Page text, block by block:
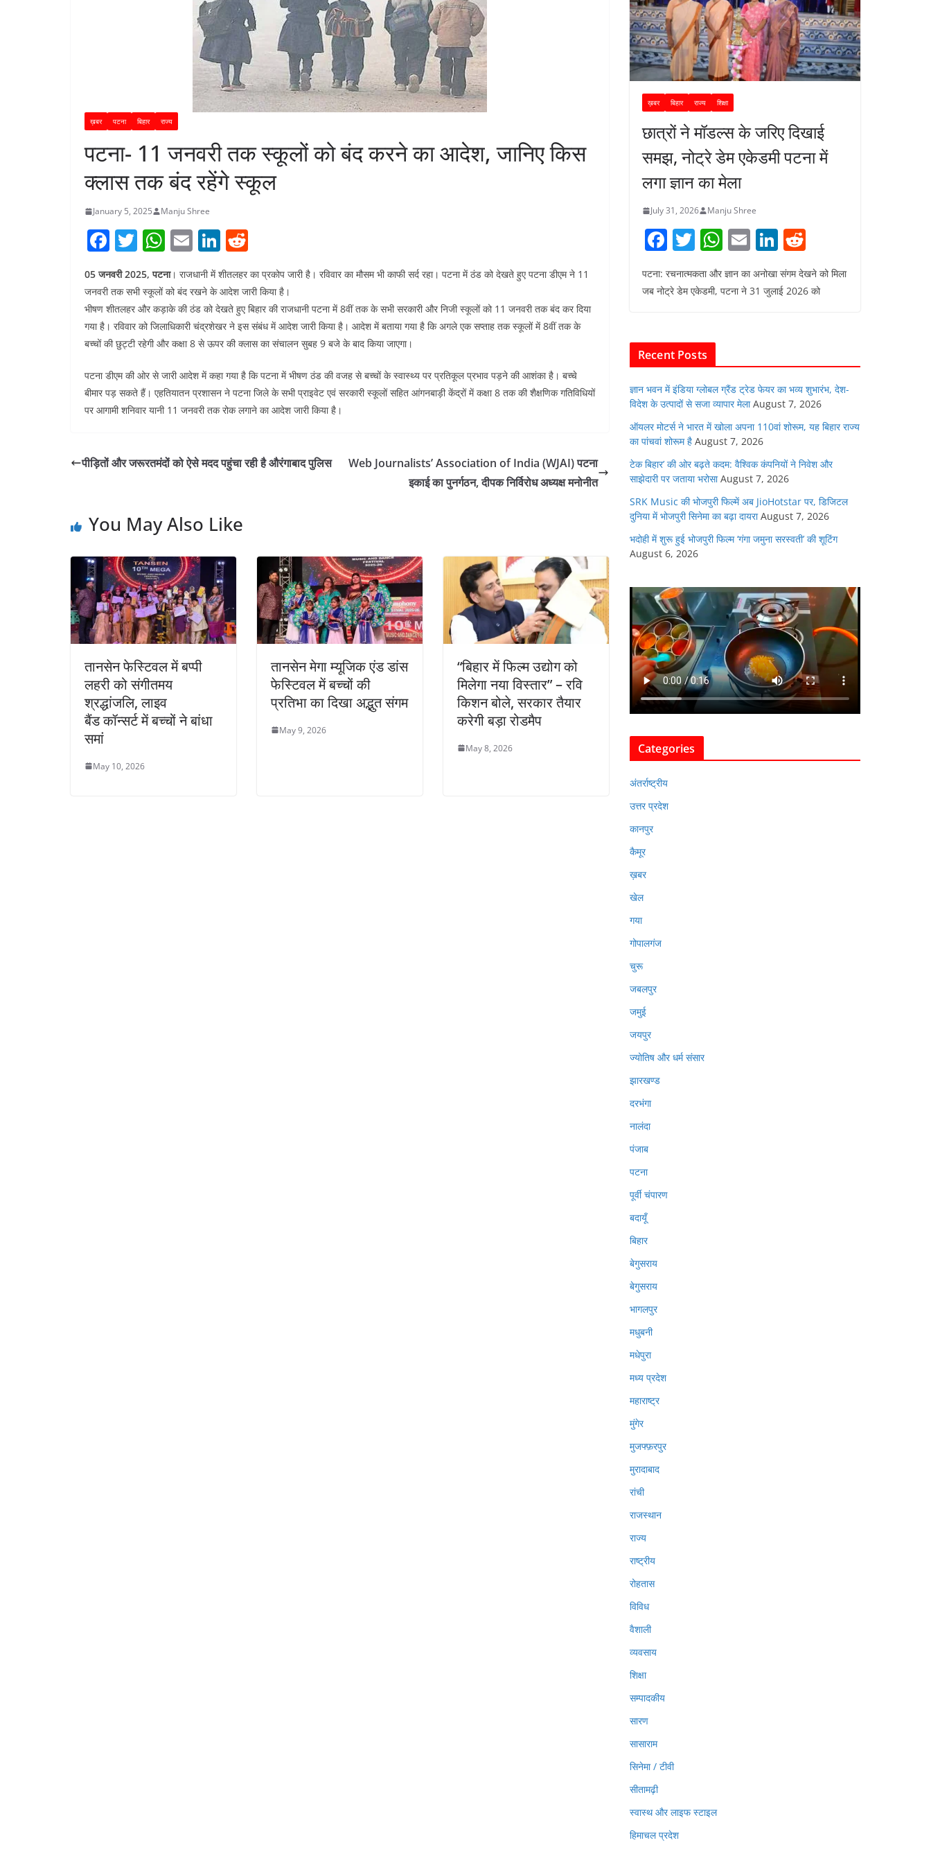
ख़बर पटना बिहार राज्य
पटना- 11 जनवरी तक स्कूलों को बंद करने का आदेश, जानिए किस
क्लास तक बंद रहेंगे स्कूल
January 5, 2025 Manju Shree
F
a
c
e
b
o
o
k
T
itt
er
W
at
s
A
p
p
E
m
ai
l
Li
n
k
e
dI
n
d
di
t
05 जनवरी 2025, पटना। राजधानी में शीतलहर का प्रकोप जारी है। रविवार का मौसम भी काफी सर्द रहा। पटना में ठंड को देखते हुए पटना डीएम ने 11
जनवरी तक सभी स्कूलों को बंद रखने के आदेश जारी किया है।
भीषण शीतलहर और कड़ाके की ठंड को देखते हुए बिहार की राजधानी पटना में 8वीं तक के सभी सरकारी और निजी स्कूलों को 11 जनवरी तक बंद कर दिया
गया है। रविवार को जिलाधिकारी चंद्रशेखर ने इस संबंध में आदेश जारी किया है। आदेश में बताया गया है कि अगले एक सप्ताह तक स्कूलों में 8वीं तक के
बच्चों की छुट्टी रहेगी और कक्षा 8 से ऊपर की क्लास का संचालन सुबह 9 बजे के बाद किया जाएगा।
पटना डीएम की ओर से जारी आदेश में कहा गया है कि पटना में भीषण ठंड की वजह से बच्चों के स्वास्थ्य पर प्रतिकूल प्रभाव पड़ने की आशंका है। बच्चे
बीमार पड़ सकते हैं। एहतियातन प्रशासन ने पटना जिले के सभी प्राइवेट एवं सरकारी स्कूलों सहित आंगनबाड़ी केंद्रों में कक्षा 8 तक की शैक्षणिक गतिविधियों
पर आगामी शनिवार यानी 11 जनवरी तक रोक लगाने का आदेश जारी किया है।
पीड़ितों और जरूरतमंदों को ऐसे मदद पहुंचा रही है औरंगाबाद पुलिस
Web Journalists’ Association of India (WJAI) पटना
इकाई का पुनर्गठन, दीपक निर्विरोध अध्यक्ष मनोनीत
You May Also Like
तानसेन फेस्टिवल में बप्पी
लहरी को संगीतमय
श्रद्धांजलि, लाइव
बैंड कॉन्सर्ट में बच्चों ने बांधा
समां
May 10, 2026
तानसेन मेगा म्यूजिक एंड डांस
फेस्टिवल में बच्चों की
प्रतिभा का दिखा अद्भुत संगम
May 9, 2026
“बिहार में फिल्म उद्योग को
मिलेगा नया विस्तार” – रवि
किशन बोले, सरकार तैयार
करेगी बड़ा रोडमैप
May 8, 2026
ख़बर बिहार राज्य शिक्षा
छात्रों ने मॉडल्स के जरिए दिखाई
समझ, नोट्रे डेम एकेडमी पटना में
लगा ज्ञान का मेला
July 31, 2026 Manju Shree
F
c
e
o
o
k
T
itt
W
at
p
E
m
ai
Li
n
k
e
e
d
पटना: रचनात्मकता और ज्ञान का अनोखा संगम देखने को मिला
जब नोट्रे डेम एकेडमी, पटना ने 31 जुलाई 2026 को
Recent Posts
ज्ञान भवन में इंडिया ग्लोबल ग्रैंड ट्रेड फेयर का भव्य शुभारंभ, देश-
विदेश के उत्पादों से सजा व्यापार मेला August 7, 2026
ऑयलर मोटर्स ने भारत में खोला अपना 110वां शोरूम, यह बिहार राज्य
का पांचवां शोरूम है August 7, 2026
टेक बिहार’ की ओर बढ़ते कदम: वैश्विक कंपनियों ने निवेश और
साझेदारी पर जताया भरोसा August 7, 2026
SRK Music की भोजपुरी फिल्में अब JioHotstar पर, डिजिटल
दुनिया में भोजपुरी सिनेमा का बढ़ा दायरा August 7, 2026
भदोही में शुरू हुई भोजपुरी फिल्म ‘गंगा जमुना सरस्वती’ की शूटिंग
August 6, 2026
Categories
अंतर्राष्ट्रीय
उत्तर प्रदेश
कानपुर
कैमूर
ख़बर
खेल
गया
गोपालगंज
चुरू
जबलपुर
जमुई
जयपुर
ज्योतिष और धर्म संसार
झारखण्ड
दरभंगा
नालंदा
पंजाब
पटना
पूर्वी चंपारण
बदायूँ
बिहार
बेगुसराय
बेगुसराय
भागलपुर
मधुबनी
मधेपुरा
मध्य प्रदेश
महाराष्ट्र
मुंगेर
मुजफ्फ़रपुर
मुरादाबाद
रांची
राजस्थान
राज्य
राष्ट्रीय
रोहतास
विविध
वैशाली
व्यवसाय
शिक्षा
सम्पादकीय
सारण
सासाराम
सिनेमा / टीवी
सीतामढ़ी
स्वास्थ और लाइफ स्टाइल
हिमाचल प्रदेश